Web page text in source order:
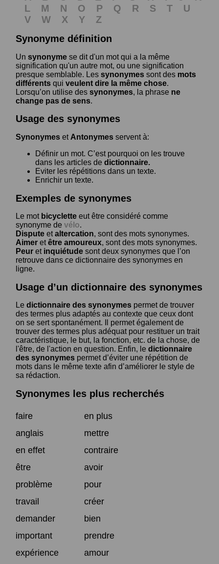
L
M N O P Q R S T
U
V
W X Y
Z
Synonyme définition
Un synonyme se dit d'un mot qui a la même
signification qu'un autre mot, ou une signification
presque semblable. Les synonymes sont des mots
différents qui veulent dire la même chose.
Lorsqu’on utilise des synonymes, la phrase ne
change pas de sens.
Usage des synonymes
Synonymes et Antonymes servent à:
Définir un mot. C’est pourquoi on les trouve
dans les articles de dictionnaire.
Eviter les répétitions dans un texte.
Enrichir un texte.
Exemples de synonymes
Le mot bicyclette eut être considéré comme
synonyme de vélo.
Dispute etaltercation, sont des mots synonymes.
Aimer etêtre amoureux, sont des mots synonymes.
Peur et inquiétude sont deux synonymes que l’on
retrouve dans ce dictionnaire des synonymes en
ligne.
Usage d’un dictionnaire des synonymes
Le dictionnaire des synonymes permet de trouver
des termes plus adaptés au contexte que ceux dont
on se sert spontanément. Il permet également de
trouver des termes plus adéquat pour restituer un trait
caractéristique, le but, la fonction, etc. de la chose, de
l'être, de l'action en question. Enfin, le dictionnaire
des synonymes permet d’éviter une répétition de
mots dans le même texte afin d’améliorer le style de
sa rédaction.
Synonymes les plus recherchés
faire
en plus
anglais
mettre
en effet
contraire
être
avoir
problème
pour
travail
créer
demander
bien
important
prendre
expérience
amour